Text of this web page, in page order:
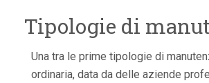
Tipologie di
Una tra le prime tipologie di
ordinaria, data da delle aziende